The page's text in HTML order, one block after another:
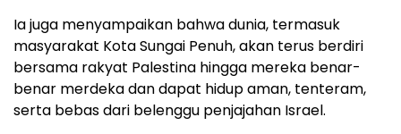
Ia juga menyampaikan bahwa dunia, termasuk
masyarakat Kota Sungai Penuh, akan terus berdiri
bersama rakyat Palestina hingga mereka benar-
benar merdeka dan dapat hidup aman, tenteram,
serta bebas dari belenggu penjajahan Israel.